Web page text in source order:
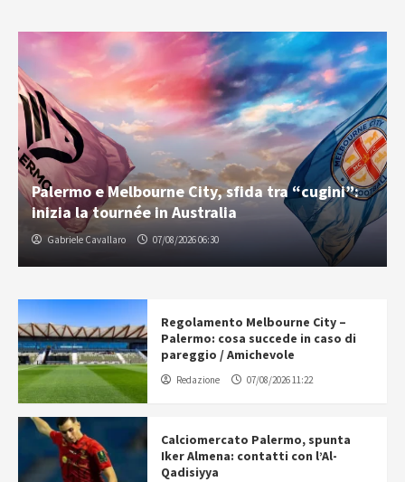
Palermo e Melbourne City, sfida tra “cugini”:
inizia la tournée in Australia
Gabriele Cavallaro 07/08/2026 06:30
Regolamento Melbourne City –
Palermo: cosa succede in caso di
pareggio / Amichevole
Redazione 07/08/2026 11:22
Calciomercato Palermo, spunta
Iker Almena: contatti con l’Al-
Qadisiyya